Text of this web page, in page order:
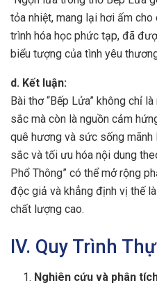
tỏa nhiệt, mang lại hơi ấm
trình hóa học phức tạp, đã
biểu tượng của tình yêu
d. Kết luận:
Bài thơ “Bếp Lửa” không chỉ
sắc mà còn là nguồn cảm
quê hương và sức sống mãnh
sắc và tối ưu hóa nội dung
Phổ Thông” có thể mở rộng
độc giả và khẳng định vị thế
chất lượng cao.
IV. Quy Trình
Nghiên cứu và phân